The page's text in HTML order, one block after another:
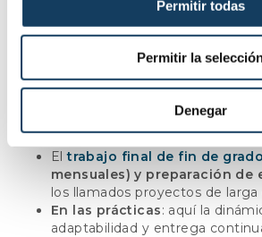
Permitir todas
Permitir la
Denegar
¿Cuándo usar metodologías
aprendizaje?
Ahora que sabes qué es la
que es especialmente útil en
Eltrabajo final de fin de grado
mensuales) y preparación de
los llamados proyectos de larga
En las prácticas: aquí la
adaptabilidad y entrega